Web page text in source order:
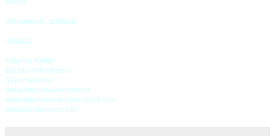
Se puderes, apareça.
Abraço,
Charles Kiefer
Escritor e Professor
Veja mais em:
www.charleskiefer.com.br
www.charleskiefer.com.br/oficina
www.bestiario.com.br